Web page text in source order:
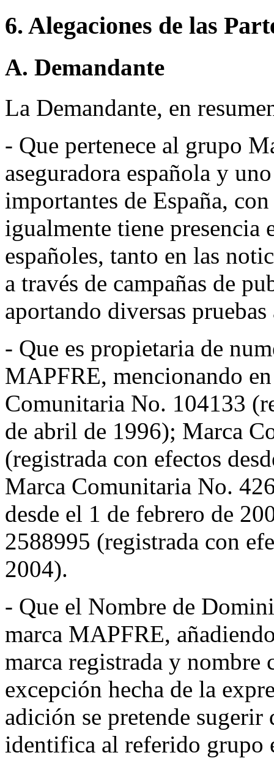
6. Alegaciones de las
A. Demandante
La Demandante, en
- Que pertenece al grupo
aseguradora española y
importantes de España,
igualmente tiene presencia
españoles, tanto en las
a través de campañas de
aportando diversas
- Que es propietaria de
MAPFRE, mencionando
Comunitaria No. 104133
de abril de 1996); Marca
(registrada con efectos
Marca Comunitaria No.
desde el 1 de febrero de
2588995 (registrada con
2004).
- Que el Nombre de
marca MAPFRE,
marca registrada y
excepción hecha de la
adición se pretende
identifica al referido grupo